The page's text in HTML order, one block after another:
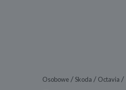
Osobowe /Skoda / Octavia /